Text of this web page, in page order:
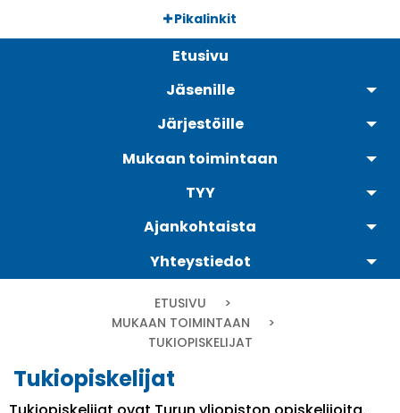
Pikalinkit
Etusivu
Jäsenille
Järjestöille
Mukaan toimintaan
TYY
Ajankohtaista
Yhteystiedot
ETUSIVU
MUKAAN TOIMINTAAN
CURRENT:
TUKIOPISKELIJAT
Tukiopiskelijat